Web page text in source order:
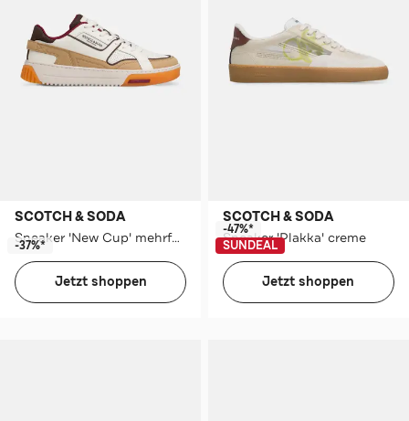
SCOTCH & SODA
Sneaker 'New Cup' mehrfarbig
-37%*
Jetzt shoppen
SCOTCH & SODA
Sneaker 'Plakka' creme
-47%*
SUNDEAL
Jetzt shoppen